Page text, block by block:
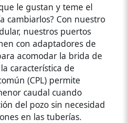
le gustan y teme el
cambiarlos? Con nuestro
nuestros puertos
con adaptadores de
acomodar la brida de
característica de
(CPL) permite
caudal cuando
del pozo sin necesidad
en las tuberías.